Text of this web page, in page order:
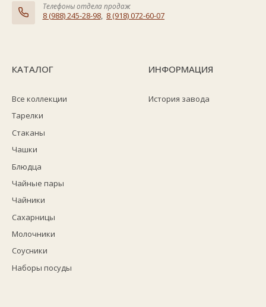
Телефоны отдела продаж
8 (988) 245-28-98, 8 (918) 072-60-07
КАТАЛОГ
Все коллекции
Тарелки
Стаканы
Чашки
Блюдца
Чайные пары
Чайники
Сахарницы
Молочники
Соусники
Наборы посуды
ИНФОРМАЦИЯ
История завода